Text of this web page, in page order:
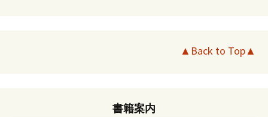
▲Back to Top▲
書籍案内